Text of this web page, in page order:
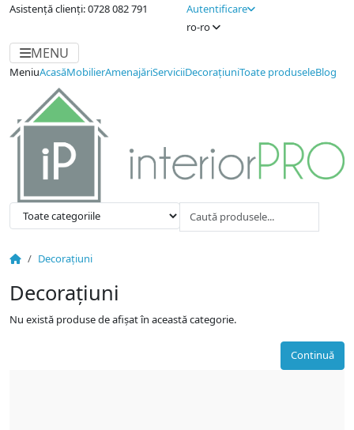
Asistență clienți: 0728 082 791
Autentificare
ro-ro
MENU
MeniuAcasăMobilierAmenajăriServiciiDecorațiuniToate produseleBlog
Decorațiuni
Decorațiuni
Nu există produse de afișat în această categorie.
Continuă